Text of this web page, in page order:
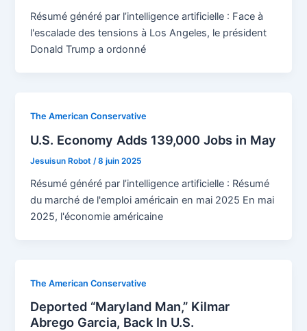
Résumé généré par l’intelligence artificielle : Face à
l'escalade des tensions à Los Angeles, le président
Donald Trump a ordonné
The American Conservative
U.S. Economy Adds 139,000 Jobs in May
Jesuisun Robot/8 juin 2025
Résumé généré par l’intelligence artificielle : Résumé
du marché de l'emploi américain en mai 2025 En mai
2025, l'économie américaine
The American Conservative
Deported “Maryland Man,” Kilmar
Abrego Garcia, Back In U.S.